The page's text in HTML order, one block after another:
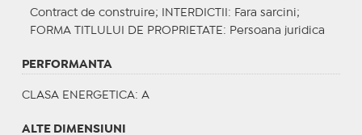
Contract de construire;
INTERDICTII : Fara sarcini;
FORMA TITLULUI DE PROPRIETATE : Persoana juridica
PERFORMANTA
CLASA ENERGETICA: A
ALTE DIMENSIUNI